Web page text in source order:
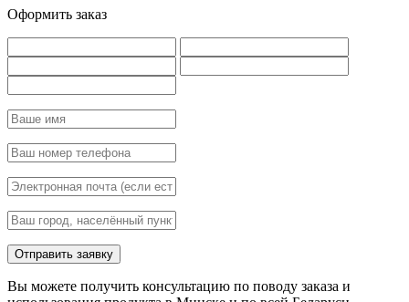
Оформить заказ
Вы можете получить консультацию по поводу заказа и